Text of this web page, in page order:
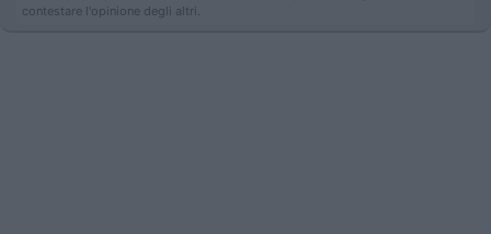
contestare l'opinione degli altri.